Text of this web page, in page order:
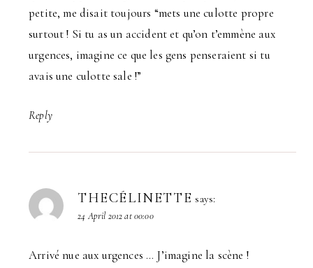
petite, me disait toujours “mets une culotte propre
surtout ! Si tu as un accident et qu’on t’emmène aux
urgences, imagine ce que les gens penseraient si tu
avais une culotte sale !”
Reply
THECÉLINETTE says:
24 April 2012 at 00:00
Arrivé nue aux urgences … J’imagine la scène !